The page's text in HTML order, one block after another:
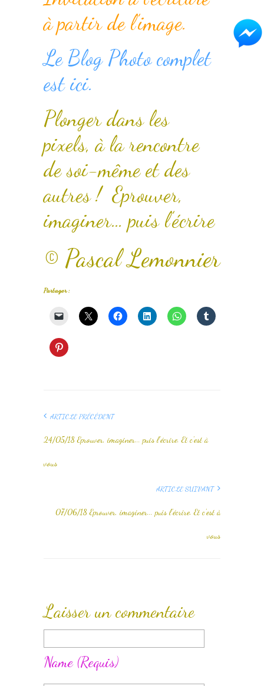
à partir de l’image.
Le Blog Photo complet
est ici.
Plonger dans les
pixels, à la rencontre
de soi-même et des
autres ! Eprouver,
imaginer… puis l’écrire
© Pascal Lemonnier
Partager :
ARTICLE PRÉCÉDENT
24/05/18 Eprouver, imaginer... puis l'écrire. Et c'est à
vous
ARTICLE SUIVANT
07/06/18 Eprouver, imaginer... puis l'écrire. Et c'est à
vous
Laisser un commentaire
Name (requis)